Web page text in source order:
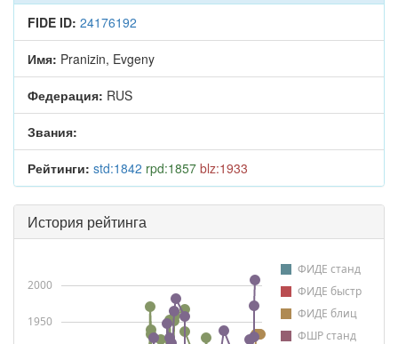
FIDE ID: 24176192
Имя: Pranizin, Evgeny
Федерация: RUS
Звания:
Рейтинги: std:1842 rpd:1857 blz:1933
История рейтинга
ФИДЕ станд
ФИДЕ быстр
ФИДЕ блиц
ФШР станд
1950
2000